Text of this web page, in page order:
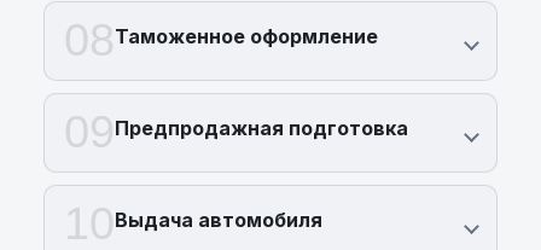
08Таможенное оформление
09Предпродажная подготовка
10Выдача автомобиля